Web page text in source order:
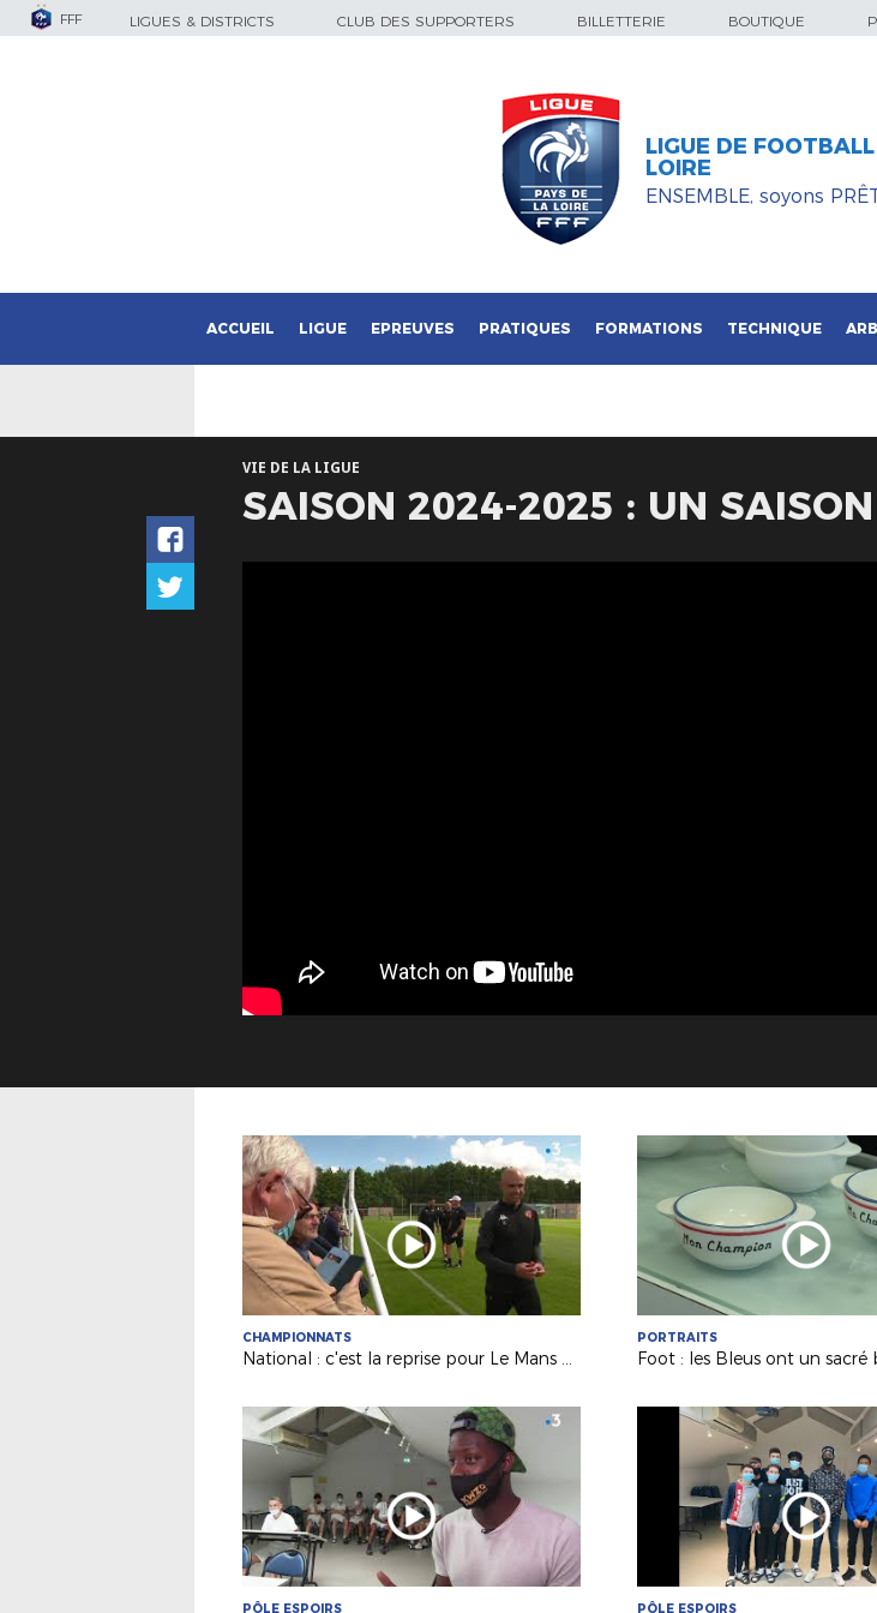
FFF LIGUES & DISTRICTS CLUB DES SUPPORTERS BILLETTERIE BOUTIQUE
LIGUE DE
LOIRE
ENSEMBLE, soyons
ACCUEIL LIGUE EPREUVES PRATIQUES FORMATIONS TECHNIQUE
VIE DE LA LIGUE
SAISON 2024-2025 : UN
CHAMPIONNATS
National : c'est la reprise pour Le Mans FC (France 3 PDL)
PORTRAITS
PÔLE ESPOIRS PÔLE ESPOIRS